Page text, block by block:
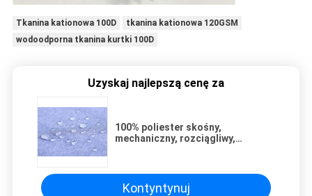
Tkanina kationowa 100D
tkanina kationowa 120GSM
wodoodporna tkanina kurtki 100D
Uzyskaj najlepszą cenę za
100% poliester skośny,
mechaniczny, rozciągliwy,
Kontyntynuj